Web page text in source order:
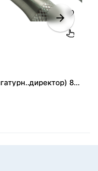
Скалер ортодонтический (лигатурн..директор) 803-0159 , Ormco (США)